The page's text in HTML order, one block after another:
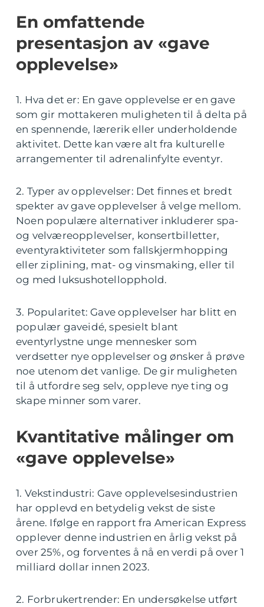
En omfattende
presentasjon av «gave
opplevelse»
1. Hva det er: En gave opplevelse er en gave
som gir mottakeren muligheten til å delta på
en spennende, lærerik eller underholdende
aktivitet. Dette kan være alt fra kulturelle
arrangementer til adrenalinfylte eventyr.
2. Typer av opplevelser: Det finnes et bredt
spekter av gave opplevelser å velge mellom.
Noen populære alternativer inkluderer spa-
og velværeopplevelser, konsertbilletter,
eventyraktiviteter som fallskjermhopping
eller ziplining, mat- og vinsmaking, eller til
og med luksushotellopphold.
3. Popularitet: Gave opplevelser har blitt en
populær gaveidé, spesielt blant
eventyrlystne unge mennesker som
verdsetter nye opplevelser og ønsker å prøve
noe utenom det vanlige. De gir muligheten
til å utfordre seg selv, oppleve nye ting og
skape minner som varer.
Kvantitative målinger om
«gave opplevelse»
1. Vekstindustri: Gave opplevelsesindustrien
har opplevd en betydelig vekst de siste
årene. Ifølge en rapport fra American Express
opplever denne industrien en årlig vekst på
over 25%, og forventes å nå en verdi på over 1
milliard dollar innen 2023.
2. Forbrukertrender: En undersøkelse utført